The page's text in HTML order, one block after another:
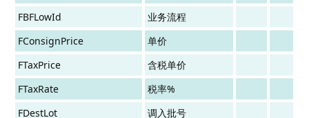
FBFLowId
业务流程
FConsignPrice
单价
FTaxPrice
含税单价
FTaxRate
税率%
FDestLot
调入批号